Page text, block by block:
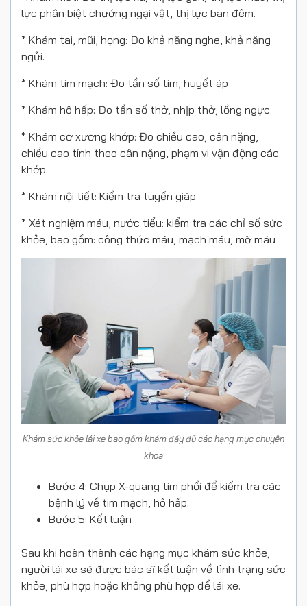
lực phân biệt chướng ngại vật, thị lực ban đêm.
* Khám tai, mũi, họng: Đo khả năng nghe, khả năng
ngửi.
* Khám tim mạch: Đo tần số tim, huyết áp
* Khám hô hấp: Đo tần số thở, nhịp thở, lồng ngực.
* Khám cơ xương khớp: Đo chiều cao, cân nặng,
chiều cao tính theo cân nặng, phạm vi vận động các
khớp.
* Khám nội tiết: Kiểm tra tuyến giáp
* Xét nghiệm máu, nước tiểu: kiểm tra các chỉ số sức
khỏe, bao gồm: công thức máu, mạch máu, mỡ máu
Khám sức khỏe lái xe bao gồm khám đầy đủ các hạng mục chuyên
khoa
Bước 4: Chụp X-quang tim phổi để kiểm tra các
bệnh lý về tim mạch, hô hấp.
Bước 5: Kết luận
Sau khi hoàn thành các hạng mục khám sức khỏe,
người lái xe sẽ được bác sĩ kết luận về tình trạng sức
khỏe, phù hợp hoặc không phù hợp để lái xe.